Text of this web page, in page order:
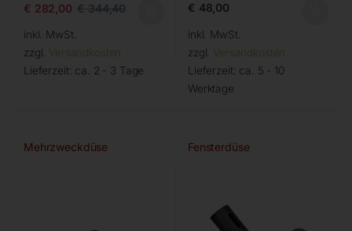
€ 282,00 €344,40
inkl. MwSt.
zzgl. Versandkosten
Lieferzeit: ca. 2 - 3 Tage
€ 48,00
inkl. MwSt.
zzgl. Versandkosten
Lieferzeit: ca. 5 - 10
Werktage
Mehrzweckdüse Fensterdüse